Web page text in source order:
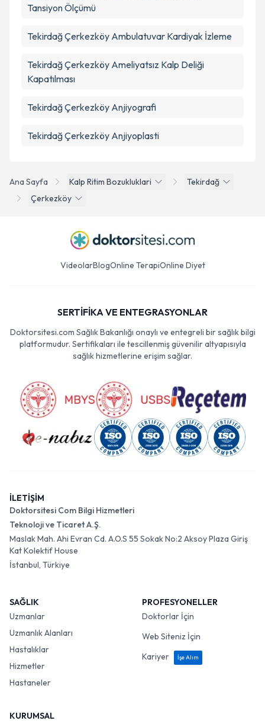
Ana Sayfa Kalp Ritim Bozukluklari
Tekirdağ
Çerkezköy
Tansiyon Ölçümü
Tekirdağ Çerkezköy Ambulatuvar Kardiyak İzleme
Tekirdağ Çerkezköy Ameliyatsız Kalp Deliği
Kapatılması
Tekirdağ Çerkezköy Anjiyografi
Tekirdağ Çerkezköy Anjiyoplasti
VideolarBlogOnline TerapiOnline Diyet
SERTİFİKA VE ENTEGRASYONLAR
Doktorsitesi.com Sağlık Bakanlığı onaylı ve entegreli bir sağlık bilgi
platformudur. Sertifikaları ile tescillenmiş güvenilir altyapısıyla
sağlık hizmetlerine erişim sağlar.
İLETİŞİM
Doktorsitesi Com Bilgi Hizmetleri
Teknoloji ve Ticaret A.Ş.
Maslak Mah. Ahi Evran Cd. A.O.S 55 Sokak No:2 Aksoy Plaza Giriş
Kat Kolektif House
İstanbul, Türkiye
SAĞLIK
Uzmanlar
Uzmanlık Alanları
Hastalıklar
Hizmetler
Hastaneler
PROFESYONELLER
Doktorlar İçin
Web Siteniz İçin
Kariyer
İşe Alım
KURUMSAL